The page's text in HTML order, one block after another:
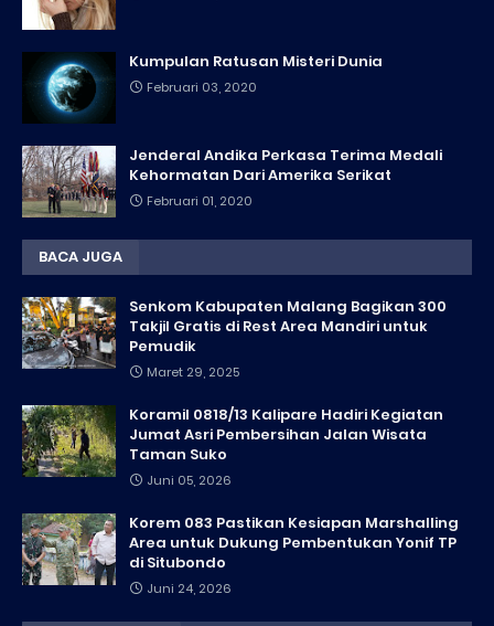
Kumpulan Ratusan Misteri Dunia
Februari 03, 2020
Jenderal Andika Perkasa Terima Medali
Kehormatan Dari Amerika Serikat
Februari 01, 2020
BACA JUGA
Senkom Kabupaten Malang Bagikan 300
Takjil Gratis di Rest Area Mandiri untuk
Pemudik
Maret 29, 2025
Koramil 0818/13 Kalipare Hadiri Kegiatan
Jumat Asri Pembersihan Jalan Wisata
Taman Suko
Juni 05, 2026
Korem 083 Pastikan Kesiapan Marshalling
Area untuk Dukung Pembentukan Yonif TP
di Situbondo
Juni 24, 2026